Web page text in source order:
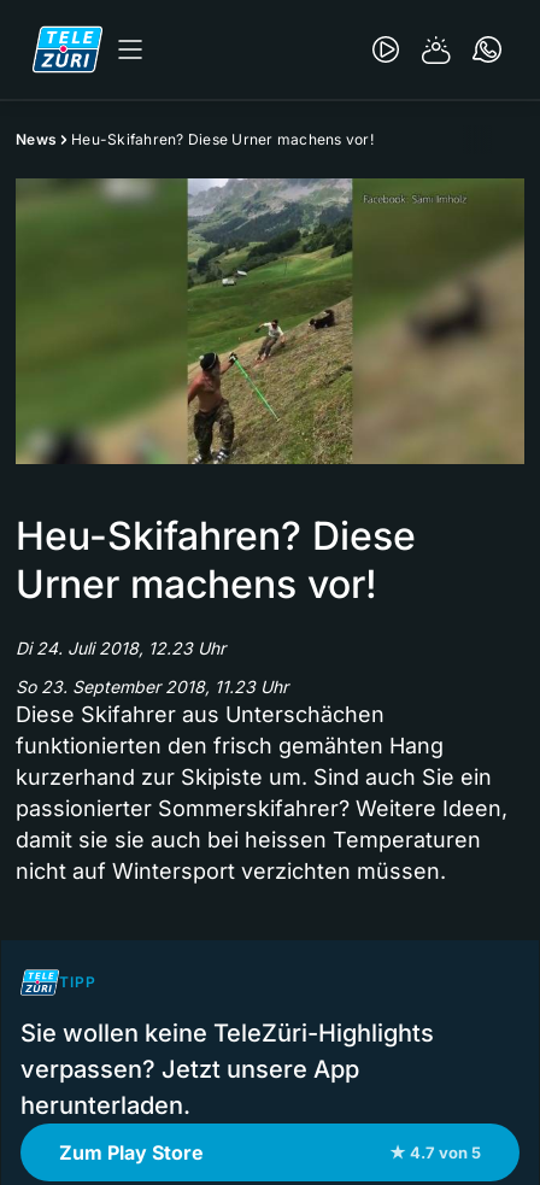
News Heu-Skifahren? Diese Urner machens vor!
Heu-Skifahren? Diese
Urner machens vor!
Di 24. Juli 2018, 12.23 Uhr
So 23. September 2018, 11.23 Uhr
Diese Skifahrer aus Unterschächen
funktionierten den frisch gemähten Hang
kurzerhand zur Skipiste um. Sind auch Sie ein
passionierter Sommerskifahrer? Weitere Ideen,
damit sie sie auch bei heissen Temperaturen
nicht auf Wintersport verzichten müssen.
TIPP
Sie wollen keine TeleZüri-Highlights
verpassen? Jetzt unsere App
herunterladen.
Zum Play Store ★ 4.7 von 5